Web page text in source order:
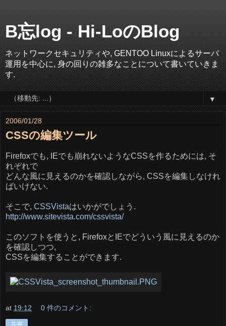
B忘log - Hi-LoのBlog
ネットワークセキュリティや, GENTOO Linuxによるサーバ
運用を中心に, 身の回りの雑多なことについて書いていきま
す.
▼
2006/01/28
CSSの編集ツール
Firefoxでも, IEでも崩れないようなCSSを作るためには, そ
れぞれで
どんな風に見えるのかを確認しながら, CSSを編集しなけれ
ばいけない.
そこで, CSSVistaはいかがでしょう.
http://www.sitevista.com/cssvista/
このソフトを使うと, FirefoxとIEでどういう風に見えるのか
を確認しつつ,
CSSを編集することができます.
at 19:12 0 件のコメント:
共有